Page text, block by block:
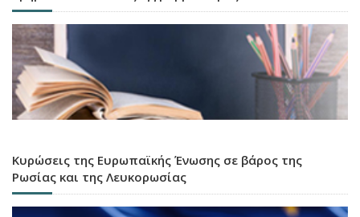
Κυρώσεις της Ευρωπαϊκής Ένωσης σε βάρος της
Ρωσίας και της Λευκορωσίας